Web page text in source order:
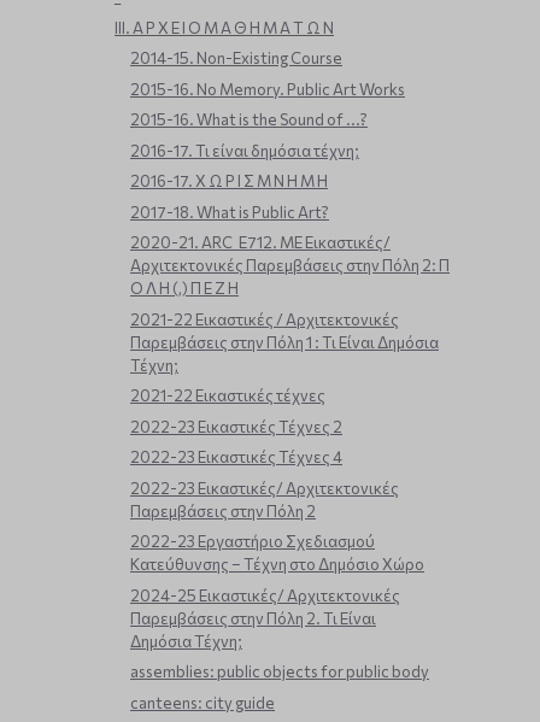
ΙΙΙ. Α Ρ Χ Ε Ι Ο Μ Α Θ Η Μ Α Τ Ω Ν
2014-15. Non-Existing Course
2015-16. No Memory. Public Art Works
2015-16. What is the Sound of ...?
2016-17. Τι είναι δημόσια τέχνη;
2016-17. Χ Ω Ρ Ι Σ Μ Ν Η Μ Η
2017-18. What is Public Art?
2020-21. ARC_E712. ΜΕ Εικαστικές/
Αρχιτεκτονικές Παρεμβάσεις στην Πόλη 2: Π
Ο Λ Η (,) Π Ε Ζ Η
2021-22 Εικαστικές / Αρχιτεκτονικές
Παρεμβάσεις στην Πόλη 1 : Τι Είναι Δημόσια
Τέχνη;
2021-22 Εικαστικές τέχνες
2022-23 Εικαστικές Τέχνες 2
2022-23 Εικαστικές Τέχνες 4
2022-23 Εικαστικές/ Αρχιτεκτονικές
Παρεμβάσεις στην Πόλη 2
2022-23 Εργαστήριο Σχεδιασμού
Κατεύθυνσης – Τέχνη στο Δημόσιο Χώρο
2024-25 Εικαστικές/ Αρχιτεκτονικές
Παρεμβάσεις στην Πόλη 2. Τι Είναι
Δημόσια Τέχνη;
assemblies: public objects for public body
canteens: city guide